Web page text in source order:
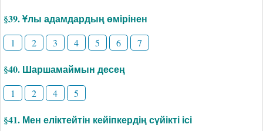
§39. Ұлы адамдардың өмірінен
1 2 3 4 5 6 7
§40. Шаршамаймын десең
1 2 4 5
§41. Мен еліктейтін кейіпкердің сүйікті ісі